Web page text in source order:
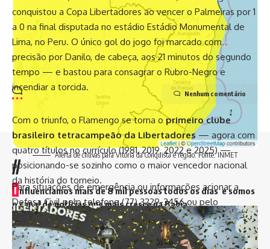
Alerta de chuvas para Vitória da Conquista e região. Fonte: INMET
Para situações de emergência ou informações acionar a
Defesa Civil pelo telefone (77) 3229-3456 ou pelo
WhatsApp (77) 98856-5070 ou o Corpo de Bombeiros pelo
193.
conquistou a Copa Libertadores ao vencer o Palmeiras por 1
a 0 na final disputada no estádio Estádio Monumental de
Lima, no Peru. O único gol do jogo foi marcado com
precisão por Danilo, de cabeça, aos 21 minutos do segundo
tempo — e bastou para consagrar o Rubro-Negro e
incendiar a torcida.
Com o triunfo, o Flamengo se torna oprimeiro clube
brasileiro tetracampeão da Libertadores— agora com
quatro títulos no currículo (1981, 2019, 2022 e 2025) —
posicionando-se sozinho como o maior vencedor nacional
da história do torneio.
Nenhum comentário
//
I nfluenciamos mais de 8 mil pessoas todos os dias e somos
o canal de notícias que mais cresce na Bahia
Arquivos